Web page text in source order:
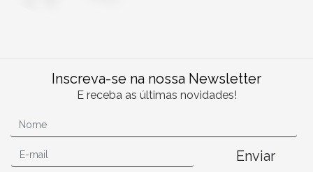
Inscreva-se na nossa Newsletter
E receba as últimas novidades!
Enviar